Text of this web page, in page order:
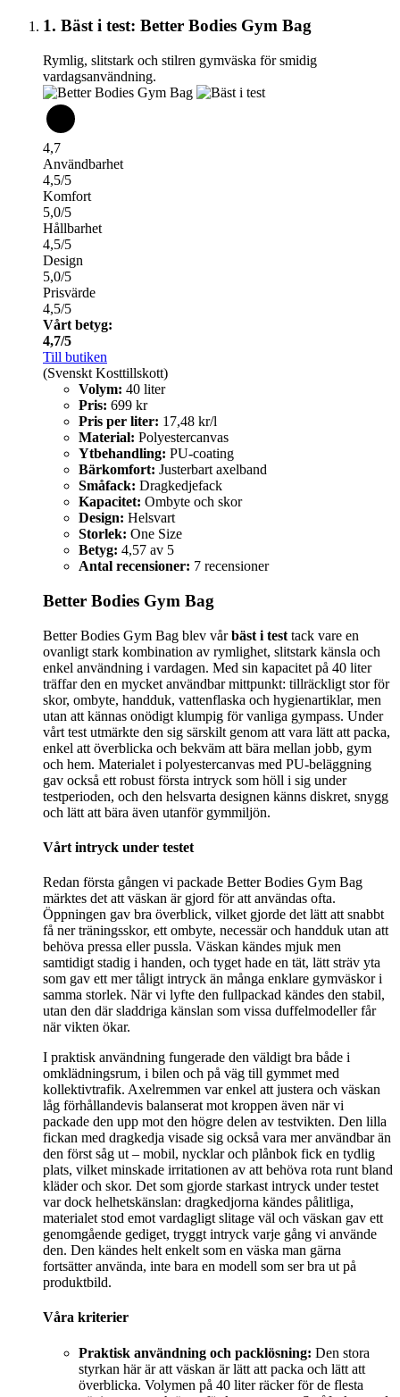
1. Bäst i test: Better Bodies Gym Bag
Rymlig, slitstark och stilren gymväska för smidig
vardagsanvändning.
4,7
Användbarhet
4,5/5
Komfort
5,0/5
Hållbarhet
4,5/5
Design
5,0/5
Prisvärde
4,5/5
Vårt betyg:
4,7/5
Till butiken
(Svenskt Kosttillskott)
Volym: 40 liter
Pris: 699 kr
Pris per liter: 17,48 kr/l
Material: Polyestercanvas
Ytbehandling: PU-coating
Bärkomfort: Justerbart axelband
Småfack: Dragkedjefack
Kapacitet: Ombyte och skor
Design: Helsvart
Storlek: One Size
Betyg: 4,57 av 5
Antal recensioner: 7 recensioner
Better Bodies Gym Bag
Better Bodies Gym Bag blev vårbäst i test tack vare en
ovanligt stark kombination av rymlighet, slitstark känsla och
enkel användning i vardagen. Med sin kapacitet på 40 liter
träffar den en mycket användbar mittpunkt: tillräckligt stor för
skor, ombyte, handduk, vattenflaska och hygienartiklar, men
utan att kännas onödigt klumpig för vanliga gympass. Under
vårt test utmärkte den sig särskilt genom att vara lätt att packa,
enkel att överblicka och bekväm att bära mellan jobb, gym
och hem. Materialet i polyestercanvas med PU-beläggning
gav också ett robust första intryck som höll i sig under
testperioden, och den helsvarta designen känns diskret, snygg
och lätt att bära även utanför gymmiljön.
Vårt intryck under testet
Redan första gången vi packade Better Bodies Gym Bag
märktes det att väskan är gjord för att användas ofta.
Öppningen gav bra överblick, vilket gjorde det lätt att snabbt
få ner träningsskor, ett ombyte, necessär och handduk utan att
behöva pressa eller pussla. Väskan kändes mjuk men
samtidigt stadig i handen, och tyget hade en tät, lätt sträv yta
som gav ett mer tåligt intryck än många enklare gymväskor i
samma storlek. När vi lyfte den fullpackad kändes den stabil,
utan den där sladdriga känslan som vissa duffelmodeller får
när vikten ökar.
I praktisk användning fungerade den väldigt bra både i
omklädningsrum, i bilen och på väg till gymmet med
kollektivtrafik. Axelremmen var enkel att justera och väskan
låg förhållandevis balanserat mot kroppen även när vi
packade den upp mot den högre delen av testvikten. Den lilla
fickan med dragkedja visade sig också vara mer användbar än
den först såg ut – mobil, nycklar och plånbok fick en tydlig
plats, vilket minskade irritationen av att behöva rota runt bland
kläder och skor. Det som gjorde starkast intryck under testet
var dock helhetskänslan: dragkedjorna kändes pålitliga,
materialet stod emot vardagligt slitage väl och väskan gav ett
genomgående gediget, tryggt intryck varje gång vi använde
den. Den kändes helt enkelt som en väska man gärna
fortsätter använda, inte bara en modell som ser bra ut på
produktbild.
Våra kriterier
Praktisk användning och packlösning: Den stora
styrkan här är att väskan är lätt att packa och lätt att
överblicka. Volymen på 40 liter räcker för de flesta